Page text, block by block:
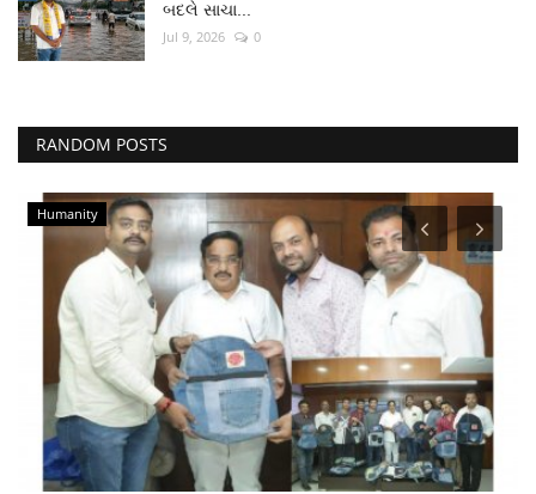
બદલે સાચા...
Jul 9, 2026 0
RANDOM POSTS
Humanity